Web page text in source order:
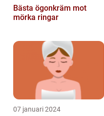
Bästa ögonkräm mot
mörka ringar
07 januari 2024